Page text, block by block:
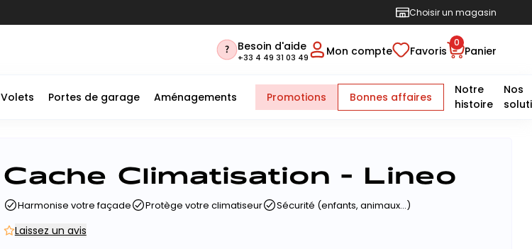
Choisir un magasin
Besoin d'aide
+33 4 49 31 03 49 Mon compte Favoris
0
Panier
Volets Portes de garage Aménagements Promotions Bonnes affaires
Notre
histoire
Nos
Cache Climatisation - Lineo
Harmonise votre façade Protège votre climatiseur Sécurité (enfants, animaux...)
Laissez un avis